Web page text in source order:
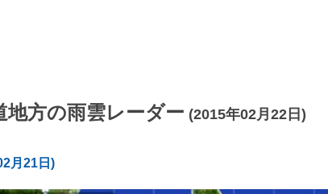
地方の雨雲レーダー (2015年02月22日)
月21日)